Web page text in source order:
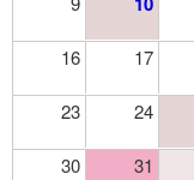
16 17
23 24
30 31